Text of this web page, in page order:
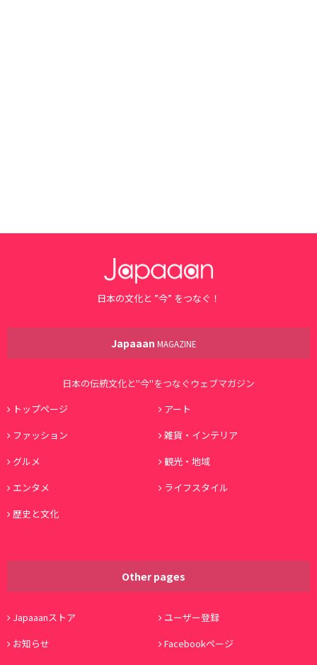
日本の文化と ”今” をつなぐ！
Japaaan MAGAZINE
日本の伝統文化と"今"をつなぐウェブマガジン
トップページ
アート
ファッション
雑貨・インテリア
グルメ
観光・地域
エンタメ
ライフスタイル
歴史と文化
Other pages
Japaaanストア
ユーザー登録
お知らせ
Facebookページ